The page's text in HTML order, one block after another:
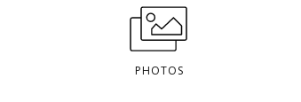
PHOTOS